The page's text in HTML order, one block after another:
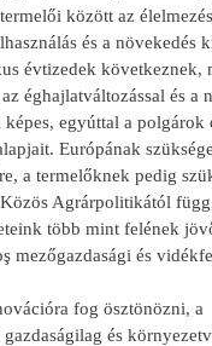
között az
és a növekedés
évtizedek következnek,
éghajlatváltozással és a
egyúttal a polgárok
Európának
a termelőknek pedig
Agrárpolitikától
több mint felének
mezőgazdasági és
fog ösztönözni, a
és